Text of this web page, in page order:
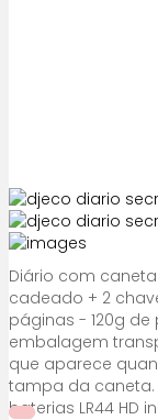
Diário com
cadeado + 2
páginas - 120g de
embalagem
que aparece
tampa da caneta.
baterias LR44 HD